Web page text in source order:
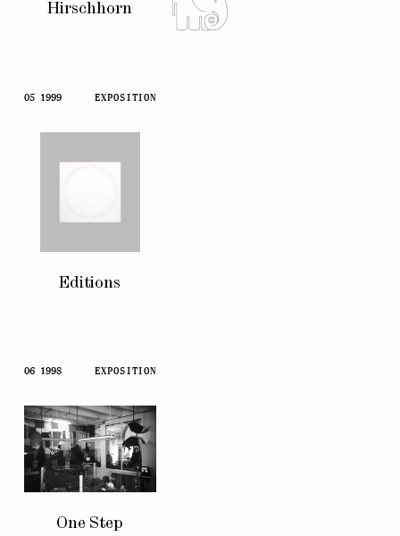
Hirschhorn
05 1999 EXPOSITION
Editions
06 1998 EXPOSITION
One Step